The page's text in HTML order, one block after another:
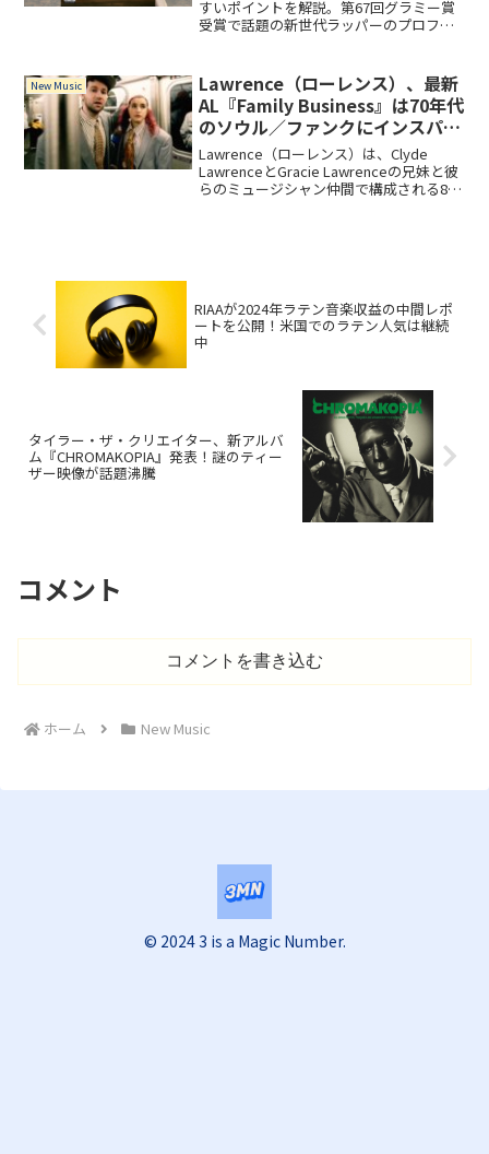
すいポイントを解説。第67回グラミー賞
受賞で話題の新世代ラッパーのプロフィ
New Music
Lawrence（ローレンス）、最新
AL『Family Business』は70年代
のソウル／ファンクにインスパイ
アされた作品！
Lawrence（ローレンス）は、Clyde
LawrenceとGracie Lawrenceの兄妹と彼
らのミュージシャン仲間で構成される8人
RIAAが2024年ラテン音楽収益の中間レポ
ートを公開！米国でのラテン人気は継続
中
タイラー・ザ・クリエイター、新アルバ
ム『CHROMAKOPIA』発表！謎のティー
ザー映像が話題沸騰
コメント
コメントを書き込む
ホーム New Music
© 2024 3 is a Magic Number.